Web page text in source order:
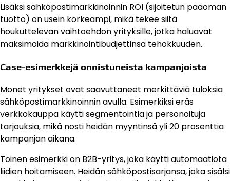
Lisäksi sähköpostimarkkinoinnin ROI (sijoitetun pääoman
tuotto) on usein korkeampi, mikä tekee siitä
houkuttelevan vaihtoehdon yrityksille, jotka haluavat
maksimoida markkinointibudjettinsa tehokkuuden.
Case-esimerkkejä onnistuneista kampanjoista
Monet yritykset ovat saavuttaneet merkittäviä tuloksia
sähköpostimarkkinoinnin avulla. Esimerkiksi eräs
verkkokauppa käytti segmentointia ja personoituja
tarjouksia, mikä nosti heidän myyntinsä yli 20 prosenttia
kampanjan aikana.
Toinen esimerkki on B2B-yritys, joka käytti automaatiota
liidien hoitamiseen. Heidän sähköpostisarjansa, joka sisälsi